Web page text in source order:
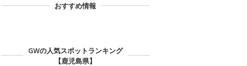
おすすめ情報
GWの人気スポットランキング
【鹿児島県】